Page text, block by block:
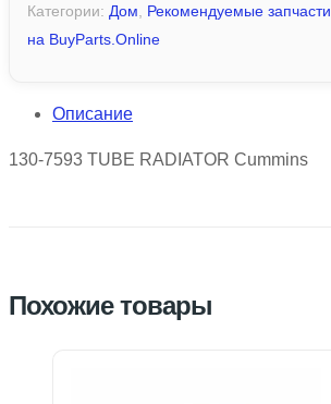
Категории: Дом
Рекомендуемые запчасти
на BuyParts.Online
Описание
130-7593 TUBE RADIATOR Cummins
Похожие товары